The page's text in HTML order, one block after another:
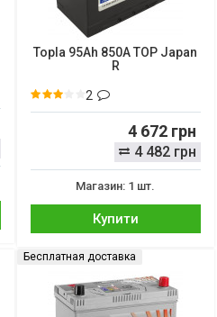
Topla 95Ah 850A TOP Japan
R
2
4 672 грн
4 482 грн
Магазин: 1 шт.
Купити
Бесплатная доставка